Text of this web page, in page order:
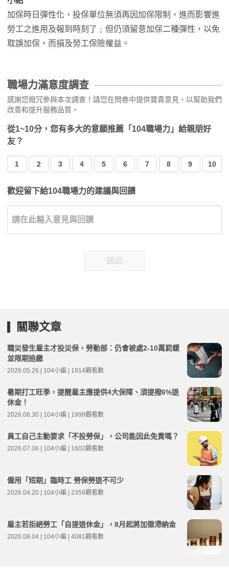
加保時日彈性化，投保單位無須再因加保限制，進而影響進
勞工之進用及報到時刻了﹔但仍須留意加保二種彈性，以免
耽誤加保，而損及勞工保險權益。
職場力滿意度調查
感謝您撥冗參與本次調查！請您在問卷中提供寶貴意見，以幫助我們
改善和提升服務品質。
從1~10分，您有多大的意願推薦「104職場力」給親朋好
友？
1 2 3 4 5 6 7 8 9 10
歡迎留下給104職場力的建議與回饋
送出
關聯文章
職災發生雇主才投災保，勞動部：仍會被處2-10萬罰鍰
並限期追繳
2026.05.26 | 104小編 | 1914觀看數
暑期打工旺季，提醒雇主應提供4大保障、須提撥6%退
休金！
2026.06.30 | 104小編 | 1998觀看數
員工自己主動要求「不投勞保」，公司能因此免責嗎？
2026.07.06 | 104小編 | 1602觀看數
僱用「短期」臨時工 勞保勞退不可少
2026.04.20 | 104小編 | 2359觀看數
雇主若拒絕勞工「自提退休金」，8月起將加徵滯納金
2026.08.04 | 104小編 | 4081觀看數